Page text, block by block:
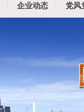
企业动态 党风